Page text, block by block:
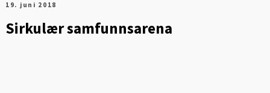
19. juni 2018
Sirkulær samfunnsarena